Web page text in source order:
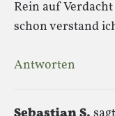
Rein auf
schon verstand
Antworten